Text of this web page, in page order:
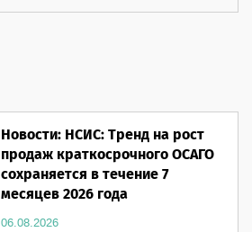
Новости: НСИС: Тренд на рост
продаж краткосрочного ОСАГО
сохраняется в течение 7
месяцев 2026 года
06.08.2026